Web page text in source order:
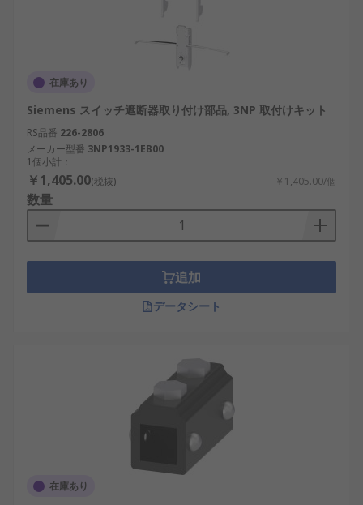
在庫あり
Siemens スイッチ遮断器取り付け部品, 3NP 取付けキット
RS品番 226-2806
メーカー型番 3NP1933-1EB00
1個小計：
￥1,405.00(税抜) ￥1,405.00/個
数量
追加
データシート
在庫あり